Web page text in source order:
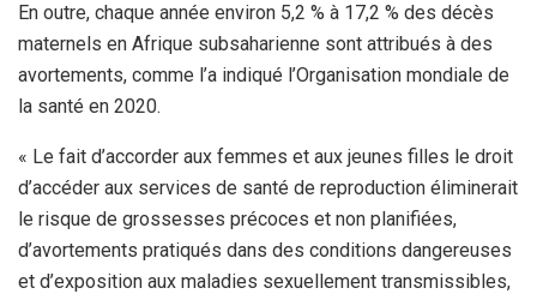
En outre, chaque année environ 5,2 % à 17,2 % des décès
maternels en Afrique subsaharienne sont attribués à des
avortements, comme l’a indiqué l’Organisation mondiale de
la santé en 2020.
« Le fait d’accorder aux femmes et aux jeunes filles le droit
d’accéder aux services de santé de reproduction éliminerait
le risque de grossesses précoces et non planifiées,
d’avortements pratiqués dans des conditions dangereuses
et d’exposition aux maladies sexuellement transmissibles,